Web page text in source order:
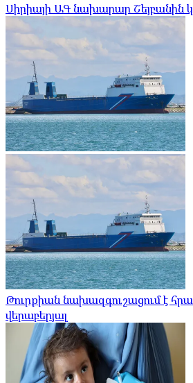
Սիրիայի ԱԳ նախարար Շեյբանին
Թուրքիան նախազգուշացում է
վերաբերյալ